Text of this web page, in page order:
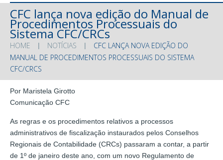
CFC lança nova edição do Manual de
Procedimentos Processuais do
Sistema CFC/CRCs
HOME NOTÍCIAS
CFC LANÇA NOVA EDIÇÃO DO
MANUAL DE PROCEDIMENTOS PROCESSUAIS DO SISTEMA
CFC/CRCS
Por Maristela Girotto
Comunicação CFC
As regras e os procedimentos relativos a processos
administrativos de fiscalização instaurados pelos Conselhos
Regionais de Contabilidade (CRCs) passaram a contar, a partir
de 1º de janeiro deste ano, com um novo Regulamento de